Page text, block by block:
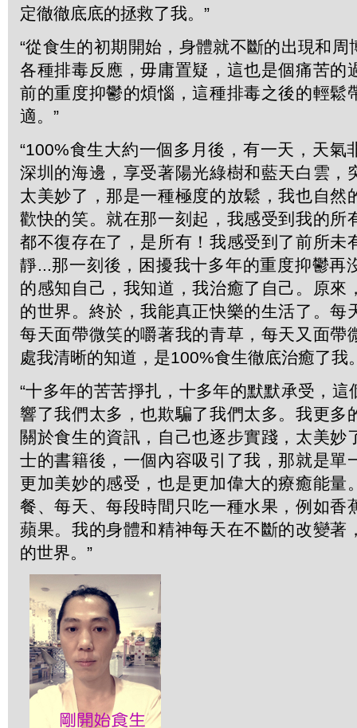
定徹徹底底的拯救了我。”
“從食生的初期開始，身體就不斷的出現和周
各種排毒反應，毋庸置疑，這也是個痛苦的
前的重度抑鬱的煩惱，這種排毒之後的輕鬆
適。”
“100%食生大約一個多月後，有一天，天氣
深圳的海邊，享受著陽光綠樹和藍天白雲，
太美妙了，那是一種極度的放鬆，我也自然
歡快的笑。就在那一刻起，我感受到我的所
都不復存在了，是所有！我感受到了前所未
靜...那一刻後，困擾我十多年的重度抑鬱再
的感知自己，我知道，我治癒了自己。原來
的世界。終於，我能真正快樂的生活了。每
每天面帶微笑的嚼著我的青草，每天又面帶
處我清晰的知道，是100%食生徹底治癒了我
“十多年的苦苦掙扎，十多年的默默承受，這
響了我們太多，也欺騙了我們太多。我更多
關於食生的資訊，自己也逐步實踐，太美妙
士的書籍後，一個內容吸引了我，那就是單
更加美妙的感受，也是更加偉大的療癒能量
餐、每天、每段時間只吃一種水果，例如香
蘋果。我的身體和精神每天在不斷的改變著
的世界。”